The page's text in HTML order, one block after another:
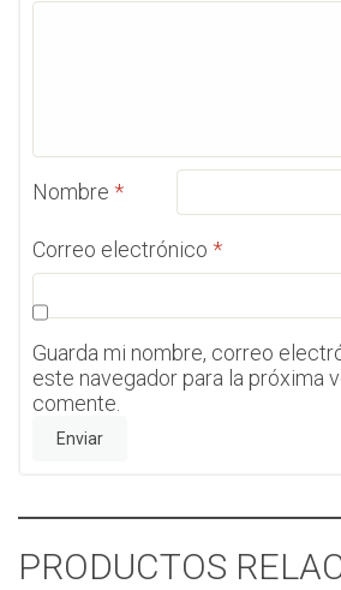
Nombre *
Correo electrónico *
Guarda mi nombre, correo
este navegador para la próxima
comente.
PRODUCTOS